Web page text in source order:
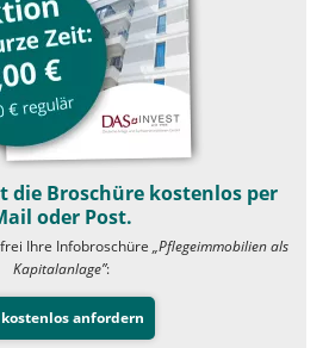
die Broschüre kostenlos per
oder Post.
Ihre Infobroschüre„Pflegeimmobilien als
Kapitalanlage”:
kostenlos anfordern